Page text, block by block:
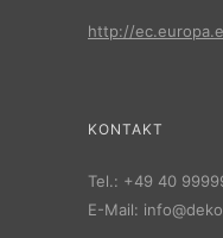
http://
KONTAKT
Tel.: +49 40
E-Mail: